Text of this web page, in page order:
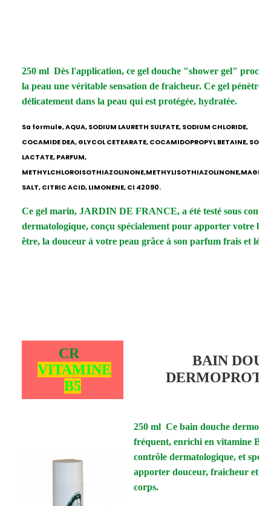
250 ml Dès l'application, ce gel douche "shower gel"
la peau une véritable sensation de fraicheur. Ce gel pénètre
délicatement dans la peau qui est protégée, hydratée.
Sa formule,AQUA, SODIUM LAURETH SULFATE, SODIUM CHLORIDE,
COCAMIDE DEA, GLYCOL CETEARATE, COCAMIDOPROPYL BETAINE,
LACTATE, PARFUM,
SALT, CITRIC ACID, LIMONENE, CI 42090.
Ce gel marin, JARDIN DE FRANCE, a été testé sous
dermatologique, conçu spécialement pour apporter votre
être, la douceur à votre peau grâce à son parfum frais et
CR
VITAMINE
B5
BAIN
250 ml Ce bain douche
fréquent, enrichi en vitamine B5,
contrôle dermatologique, et
apporter douceur, fraicheur et
corps.